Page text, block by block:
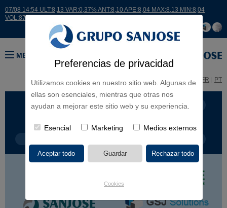
Preferencias de privacidad
Utilizamos cookies en nuestro sitio web. Algunas de
ellas son esenciales, mientras que otras nos
ayudan a mejorar este sitio web y su experiencia.
Esencial Marketing Medios externos
Cookies
07/08 14:54 ULT:8,13 VAR:0,37% ANT:8,10 APE:8,04 MAX:8,13 MIN:8,04
VOL:8746
MENÚ
EN FR PT
LÍNEA DE NEGOCIO CONTINENTES